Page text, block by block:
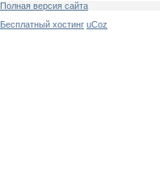
Полная версия сайта
Бесплатный хостинг uCoz